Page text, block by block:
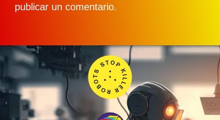
publicar un comentario.